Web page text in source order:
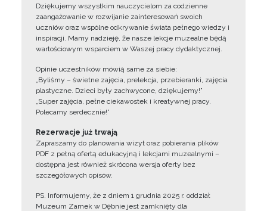
Dziękujemy wszystkim nauczycielom za codzienne
zaangażowanie w rozwijanie zainteresowań swoich
uczniów oraz wspólne odkrywanie świata pełnego wiedzy i
inspiracji. Mamy nadzieję, że nasze lekcje muzealne będą
wartościowym wsparciem w Waszej pracy dydaktycznej.
Opinie uczestników mówią same za siebie:
„Byliśmy – świetne zajęcia, prelekcja, przebieranki, zajęcia
plastyczne. Dzieci były zachwycone, dziękujemy!”
„Super zajęcia, pełne ciekawostek i kreatywnej pracy.
Polecamy serdecznie!”
Rezerwacje już trwają
Zapraszamy do planowania wizyt oraz pobierania plików
PDF z pełną ofertą edukacyjną i lekcjami muzealnymi –
dostępna jest również skrócona wersja oferty bez
szczegółowych opisów.
PS. Informujemy, że z dniem 1 grudnia 2025 r. oddział
Muzeum Zamek w Dębnie jest zamknięty dla